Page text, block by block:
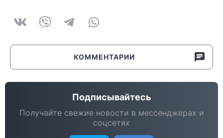
КОММЕНТАРИИ
Подписывайтесь
Получайте свежие новости в мессенджерах и
соцсетях